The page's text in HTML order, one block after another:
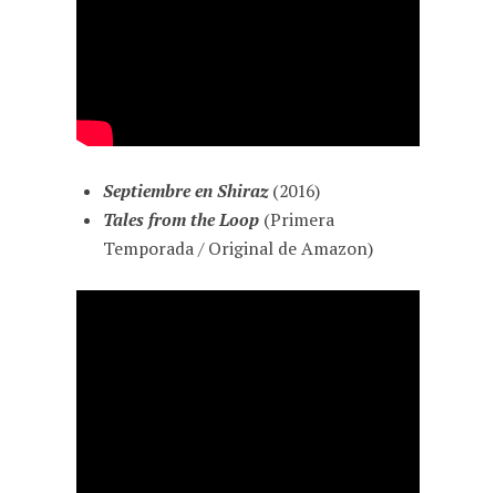
Septiembre en Shiraz(2016)
Tales from the Loop (Primera
Temporada / Original de Amazon)